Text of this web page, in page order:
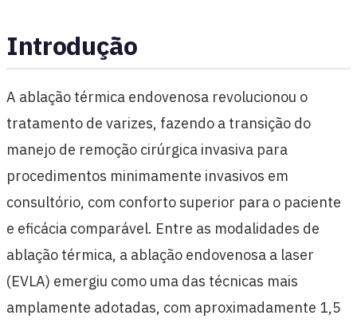
Introdução
A ablação térmica endovenosa revolucionou o
tratamento de varizes, fazendo a transição do
manejo de remoção cirúrgica invasiva para
procedimentos minimamente invasivos em
consultório, com conforto superior para o paciente
e eficácia comparável. Entre as modalidades de
ablação térmica, a ablação endovenosa a laser
(EVLA) emergiu como uma das técnicas mais
amplamente adotadas, com aproximadamente 1,5